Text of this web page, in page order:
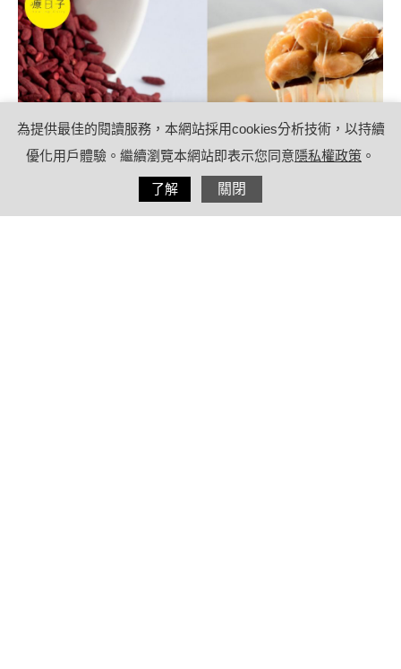
為提供最佳的閱讀服務，本網站採用cookies分析技術，以持續
優化用戶體驗。繼續瀏覽本網站即表示您同意隱私權政策 。
了解 關閉